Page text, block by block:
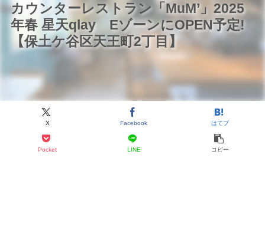
カウンターレストラン「MuM’」2025
年春 星天qlay EゾーンにOPEN予定!
【保土ケ谷区天王町2丁目】
X Facebook はてブ
Pocket LINE コピー